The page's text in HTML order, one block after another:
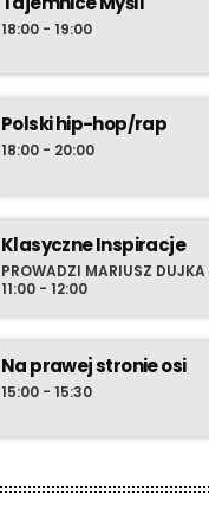
18:00 - 19:00
Polski hip-hop/rap
18:00 - 20:00
Klasyczne Inspiracje
PROWADZI MARIUSZ DUJKA
11:00 - 12:00
Na prawej stronie osi
15:00 - 15:30